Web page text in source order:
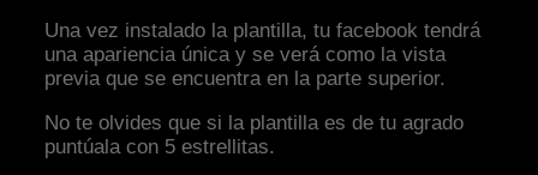
Una vez instalado la plantilla, tu facebook tendrá
una apariencia única y se verá como la vista
previa que se encuentra en la parte superior.
No te olvides que si la plantilla es de tu agrado
puntúala con 5 estrellitas.